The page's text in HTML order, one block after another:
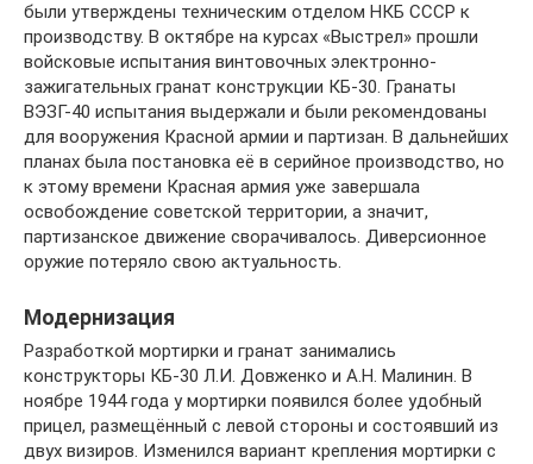
были утверждены техническим отделом НКБ СССР к
производству. В октябре на курсах «Выстрел» прошли
войсковые испытания винтовочных электронно-
зажигательных гранат конструкции КБ-30. Гранаты
ВЭЗГ-40 испытания выдержали и были рекомендованы
для вооружения Красной армии и партизан. В дальнейших
планах была постановка её в серийное производство, но
к этому времени Красная армия уже завершала
освобождение советской территории, а значит,
партизанское движение сворачивалось. Диверсионное
оружие потеряло свою актуальность.
Модернизация
Разработкой мортирки и гранат занимались
конструкторы КБ-30 Л.И. Довженко и А.Н. Малинин. В
ноябре 1944 года у мортирки появился более удобный
прицел, размещённый с левой стороны и состоявший из
двух визиров. Изменился вариант крепления мортирки с